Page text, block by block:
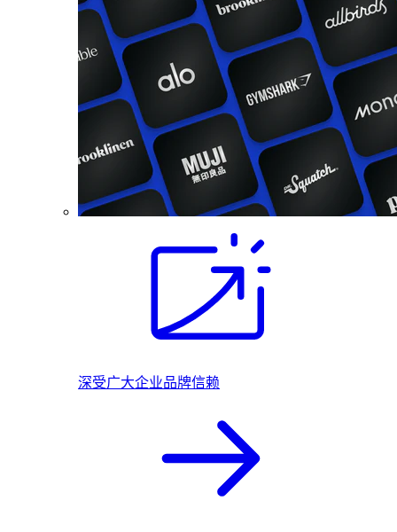
深受广大企业品牌信赖